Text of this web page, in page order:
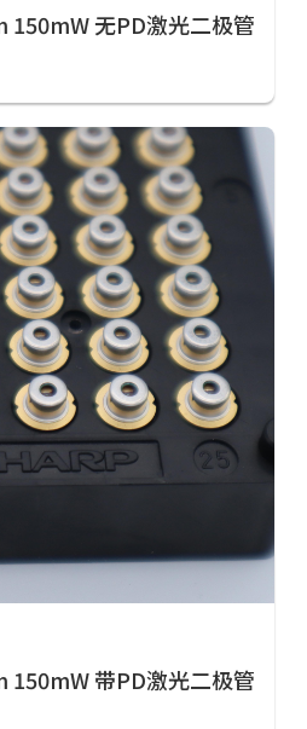
150mW 无PD激光二极管
150mW 带PD激光二极管